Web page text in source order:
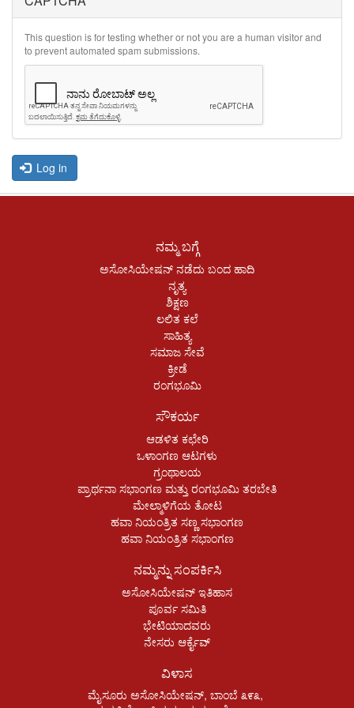
This question is for testing whether or not you are a human visitor and
to prevent automated spam submissions.
Log in
ನಮ್ಮ ಬಗ್ಗೆ
ಅಸೋಸಿಯೇಷನ್ ನಡೆದು ಬಂದ ಹಾದಿ
ನೃತ್ಯ
ಶಿಕ್ಷಣ
ಲಲಿತ ಕಲೆ
ಸಾಹಿತ್ಯ
ಸಮಾಜ ಸೇವೆ
ಕ್ರೀಡೆ
ರಂಗಭೂಮಿ
ಸೌಕರ್ಯ
ಆಡಳಿತ ಕಛೇರಿ
ಒಳಾಂಗಣ ಆಟಗಳು
ಗ್ರಂಥಾಲಯ
ಪ್ರಾರ್ಥನಾ ಸಭಾಂಗಣ ಮತ್ತು ರಂಗಭೂಮಿ ತರಬೇತಿ
ಮೇಲ್ಮಾಳಿಗೆಯ ತೋಟ
ಹವಾ ನಿಯಂತ್ರಿತ ಸಣ್ಣ ಸಭಾಂಗಣ
ಹವಾ ನಿಯಂತ್ರಿತ ಸಭಾಂಗಣ
ನಮ್ಮನ್ನು ಸಂಪರ್ಕಿಸಿ
ಅಸೋಸಿಯೇಷನ್ ಇತಿಹಾಸ
ಪೂರ್ವ ಸಮಿತಿ
ಭೇಟಿಯಾದವರು
ನೇಸರು ಆರ್ಕೈವ್
ವಿಳಾಸ
ಮೈಸೂರು ಅಸೋಸಿಯೇಷನ್, ಬಾಂಬೆ ೩೯೩,